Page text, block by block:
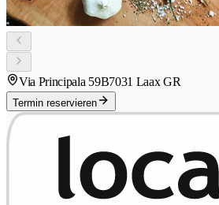
Via Principala 59B7031 Laax GR
Termin reservieren